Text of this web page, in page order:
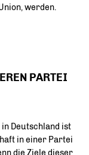
werden.
PARTEI
Deutschland ist
in einer Partei
die Ziele dieser